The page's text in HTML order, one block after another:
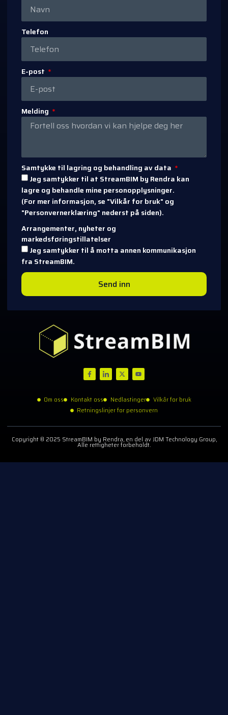
Telefon
E-post
Melding
Samtykke til lagring og behandling av data
Jeg samtykker til at StreamBIM by Rendra kan
lagre og behandle mine personopplysninger.
(For mer informasjon, se "Vilkår for bruk" og
"Personvernerklæring" nederst på siden).
Arrangementer, nyheter og
markedsføringstillatelser
Jeg samtykker til å motta annen kommunikasjon
fra StreamBIM.
Send inn
Om oss Kontakt oss Nedlastinger
Vilkår for bruk
Retningslinjer for personvern
Copyright © 2025 StreamBIM by Rendra, en del av JDM Technology Group,
Alle rettigheter forbeholdt.